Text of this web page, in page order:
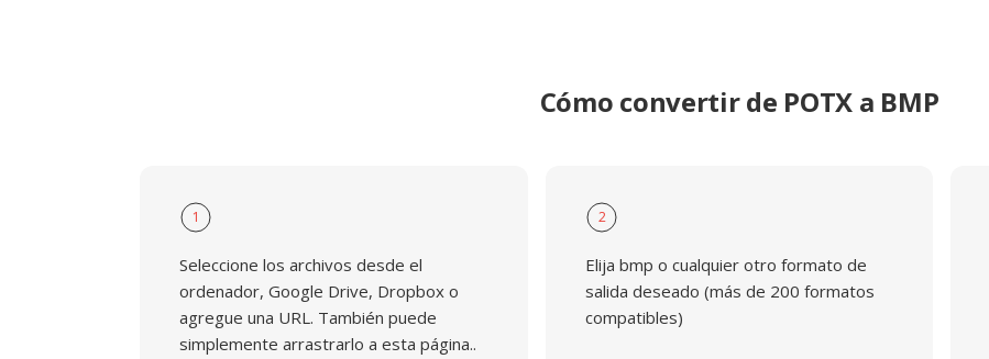
Cómo convertir de POTX a BMP
1
Seleccione los archivos desde el
ordenador, Google Drive, Dropbox o
agregue una URL. También puede
simplemente arrastrarlo a esta página..
2
Elija bmp o cualquier otro formato de
salida deseado (más de 200 formatos
compatibles)